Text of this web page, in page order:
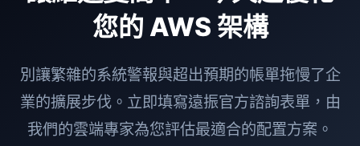
您的 AWS 架構
別讓繁雜的系統警報與超出預期的帳單拖慢了企
業的擴展步伐。立即填寫遠振官方諮詢表單，由
我們的雲端專家為您評估最適合的配置方案。